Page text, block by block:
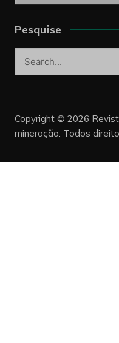
Pesquise
Copyright © 2026
mineração. Todos